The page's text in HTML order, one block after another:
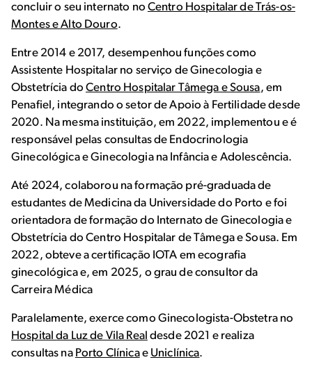
concluir o seu internato no Centro Hospitalar de Trás-os-
Montes e Alto Douro.
Entre 2014 e 2017, desempenhou funções como
Assistente Hospitalar no serviço de Ginecologia e
Obstetrícia doCentro Hospitalar Tâmega e Sousa, em
Penafiel, integrando o setor de Apoio à Fertilidade desde
2020. Na mesma instituição, em 2022, implementou e é
responsável pelas consultas de Endocrinologia
Ginecológica e Ginecologia na Infância e Adolescência.
Até 2024, colaborou na formação pré-graduada de
estudantes de Medicina da Universidade do Porto e foi
orientadora de formação do Internato de Ginecologia e
Obstetrícia do Centro Hospitalar de Tâmega e Sousa. Em
2022, obteve a certificação IOTA em ecografia
ginecológica e, em 2025, o grau de consultor da
Carreira Médica
Paralelamente, exerce como Ginecologista-Obstetra no
Hospital da Luz de Vila Real desde 2021 e realiza
consultas na Porto Clínicae Uniclínica.